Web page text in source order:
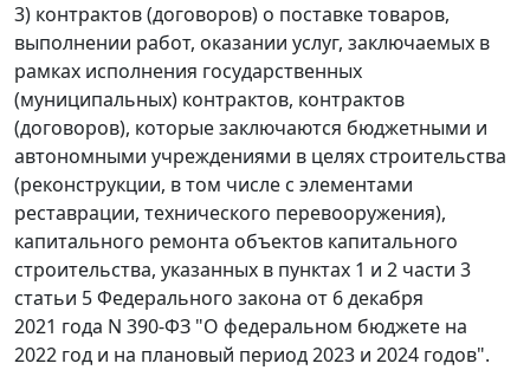
3) контрактов (договоров) о поставке товаров,
выполнении работ, оказании услуг, заключаемых в
рамках исполнения государственных
(муниципальных) контрактов, контрактов
(договоров), которые заключаются бюджетными и
автономными учреждениями в целях строительства
(реконструкции, в том числе с элементами
реставрации, технического перевооружения),
капитального ремонта объектов капитального
строительства, указанных в пунктах 1 и 2 части 3
статьи 5 Федерального закона от 6 декабря
2021 года N 390-ФЗ "О федеральном бюджете на
2022 год и на плановый период 2023 и 2024 годов".